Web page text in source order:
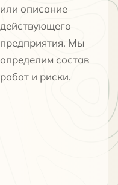
или описание
действующего
предприятия. Мы
определим состав
работ и риски.